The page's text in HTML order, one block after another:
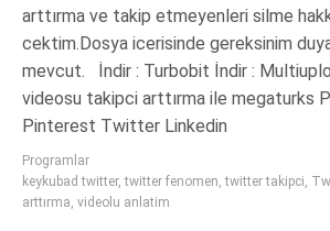
arttırma ve takip etmeyenleri silme
cektim.Dosya icerisinde gereksinim
mevcut. İndir : Turbobit İndir :
videosu takipci arttırma ile megaturks
Pinterest Twitter Linkedin
Programlar
keykubad twitter,twitter fenomen,twitter takipci,
arttırma, videolu anlatim